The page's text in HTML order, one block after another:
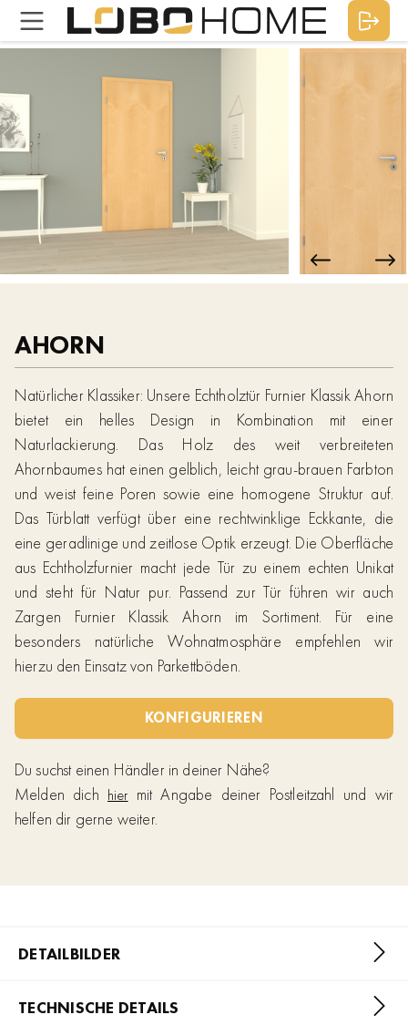
AHORN
Natürlicher Klassiker: Unsere Echtholztür Furnier Klassik Ahorn
bietet ein helles Design in Kombination mit einer
Naturlackierung. Das Holz des weit verbreiteten
Ahornbaumes hat einen gelblich, leicht grau-brauen Farbton
und weist feine Poren sowie eine homogene Struktur auf.
Das Türblatt verfügt über eine rechtwinklige Eckkante, die
eine geradlinige und zeitlose Optik erzeugt. Die Oberfläche
aus Echtholzfurnier macht jede Tür zu einem echten Unikat
und steht für Natur pur. Passend zur Tür führen wir auch
Zargen Furnier Klassik Ahorn im Sortiment. Für eine
besonders natürliche Wohnatmosphäre empfehlen wir
hierzu den Einsatz von Parkettböden.
KONFIGURIEREN
Du suchst einen Händler in deiner Nähe?
Melden dich hier mit Angabe deiner Postleitzahl und wir
helfen dir gerne weiter.
DETAILBILDER
TECHNISCHE DETAILS